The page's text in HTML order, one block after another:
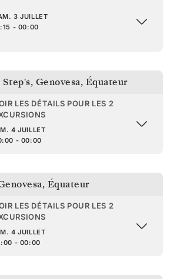
3 JUILLET
- 00:00
Genovesa, Équateur
LES DÉTAILS POUR LES 2
4 JUILLET
- 00:00
, Équateur
LES DÉTAILS POUR LES 2
4 JUILLET
- 00:00